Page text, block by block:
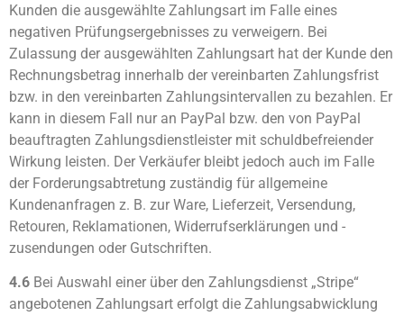
Kunden die ausgewählte Zahlungsart im Falle eines
negativen Prüfungsergebnisses zu verweigern. Bei
Zulassung der ausgewählten Zahlungsart hat der Kunde den
Rechnungsbetrag innerhalb der vereinbarten Zahlungsfrist
bzw. in den vereinbarten Zahlungsintervallen zu bezahlen. Er
kann in diesem Fall nur an PayPal bzw. den von PayPal
beauftragten Zahlungsdienstleister mit schuldbefreiender
Wirkung leisten. Der Verkäufer bleibt jedoch auch im Falle
der Forderungsabtretung zuständig für allgemeine
Kundenanfragen z. B. zur Ware, Lieferzeit, Versendung,
Retouren, Reklamationen, Widerrufserklärungen und -
zusendungen oder Gutschriften.
4.6 Bei Auswahl einer über den Zahlungsdienst „Stripe“
angebotenen Zahlungsart erfolgt die Zahlungsabwicklung